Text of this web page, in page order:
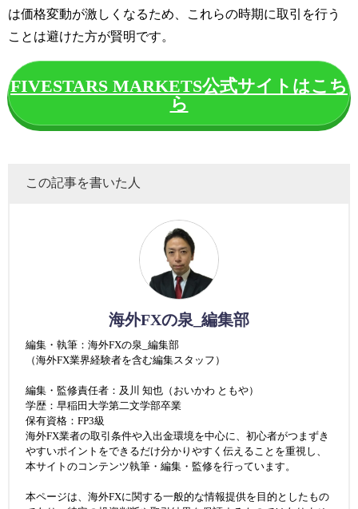
は価格変動が激しくなるため、これらの時期に取引を行う
ことは避けた方が賢明です。
FIVESTARS MARKETS公式サイトはこち
ら
この記事を書いた人
海外FXの泉_編集部
編集・執筆：海外FXの泉_編集部
（海外FX業界経験者を含む編集スタッフ）
編集・監修責任者：及川 知也（おいかわ ともや）
学歴：早稲田大学第二文学部卒業
保有資格：FP3級
海外FX業者の取引条件や入出金環境を中心に、初心者がつまずき
やすいポイントをできるだけ分かりやすく伝えることを重視し、
本サイトのコンテンツ執筆・編集・監修を行っています。
本ページは、海外FXに関する一般的な情報提供を目的としたもの